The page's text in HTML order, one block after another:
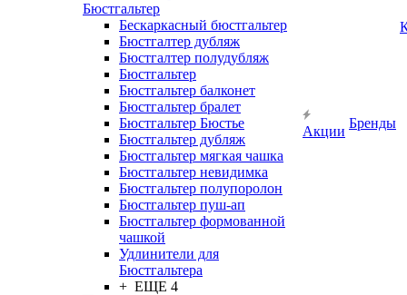
Бюстгальтер
Бескаркасный бюстгальтер
Бюстгалтер дубляж
Бюстгалтер полудубляж
Бюстгальтер
Бюстгальтер балконет
Бюстгальтер бралет
Бюстгальтер Бюстье
Бюстгальтер дубляж
Бюстгальтер мягкая чашка
Бюстгальтер невидимка
Бюстгальтер полупоролон
Бюстгальтер пуш-ап
Бюстгальтер формованной
чашкой
Удлинители для
Бюстгальтера
+ ЕЩЕ 4
Акции
Бренды